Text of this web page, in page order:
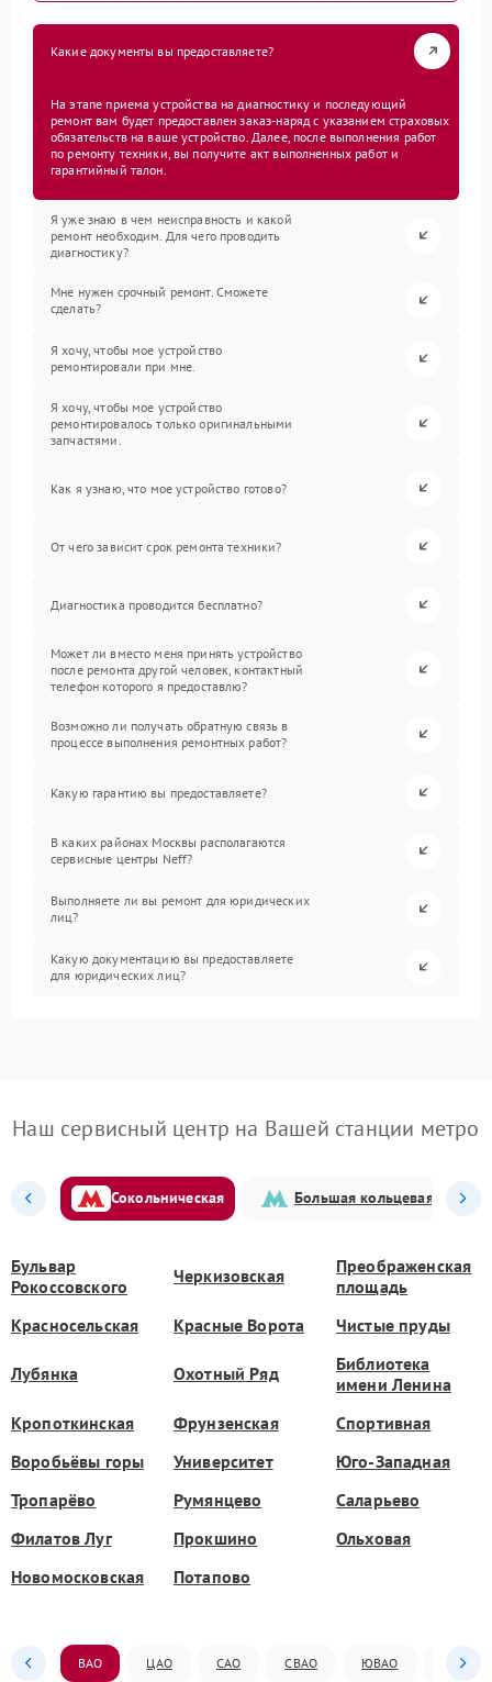
Какие документы вы предоставляете?
На этапе приема устройства на диагностику и последующий
ремонт вам будет предоставлен заказ-наряд с указанием страховых
обязательств на ваше устройство. Далее, после выполнения работ
по ремонту техники, вы получите акт выполненных работ и
гарантийный талон.
Я уже знаю в чем неисправность и какой
ремонт необходим. Для чего проводить
диагностику?
Мне нужен срочный ремонт. Сможете
сделать?
Я хочу, чтобы мое устройство
ремонтировали при мне.
Я хочу, чтобы мое устройство
ремонтировалось только оригинальными
запчастями.
Как я узнаю, что мое устройство готово?
От чего зависит срок ремонта техники?
Диагностика проводится бесплатно?
Может ли вместо меня принять устройство
после ремонта другой человек, контактный
телефон которого я предоставлю?
Возможно ли получать обратную связь в
процессе выполнения ремонтных работ?
Какую гарантию вы предоставляете?
В каких районах Москвы располагаются
сервисные центры Neff?
Выполняете ли вы ремонт для юридических
лиц?
Какую документацию вы предоставляете
для юридических лиц?
Наш сервисный центр на Вашей станции метро
Сокольническая Большая кольцевая
Бульвар
Рокоссовского
Черкизовская
Преображенская
площадь
Красносельская
Красные Ворота Чистые пруды
Лубянка Охотный Ряд
Библиотека
имени Ленина
Кропоткинская
Фрунзенская
Спортивная
Воробьёвы горы
Университет
Юго-Западная
Тропарёво
Румянцево
Саларьево
Филатов Луг
Прокшино
Ольховая
Новомосковская
Потапово
ВАО ЦАО САО СВАО ЮВАО ЮАО